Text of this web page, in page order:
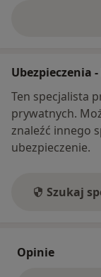
podjęcia
Rozmowa
proszę
wiadomość
Ubezpieczenia
Ten specjalista
prywatnych.
znaleźć innego
ubezpieczenie.
Szukaj
Opinie